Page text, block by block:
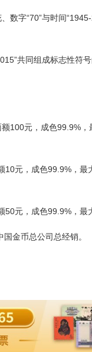
字“70”与时间
共同组成标志性符
100元，成色99.9%，
元，成色99.9%，最
元，成色99.9%，最
金币总公司总经销。